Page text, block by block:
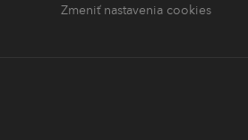
Zmeniť nastavenia cookies